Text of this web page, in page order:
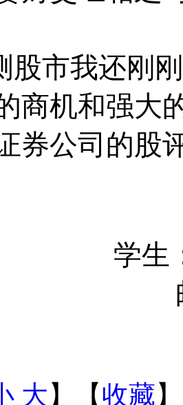
股市我还刚
商机和强大
券公司的股
学生
大 】【收藏